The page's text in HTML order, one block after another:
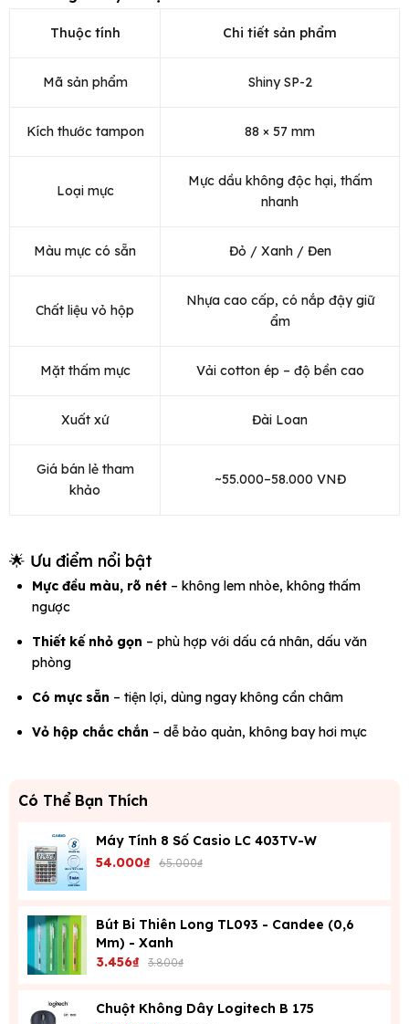
Thuộc tính Chi tiết sản phẩm
Mã sản phẩm Shiny SP-2
Kích thước tampon 88 × 57 mm
Loại mực
Mực dầu không độc hại, thấm
nhanh
Màu mực có sẵn Đỏ / Xanh / Đen
Chất liệu vỏ hộp
Nhựa cao cấp, có nắp đậy giữ
ẩm
Mặt thấm mực Vải cotton ép – độ bền cao
Xuất xứ Đài Loan
Giá bán lẻ tham
khảo
~55.000–58.000 VNĐ
🌟 Ưu điểm nổi bật
Mực đều màu, rõ nét – không lem nhòe, không thấm
ngược
Thiết kế nhỏ gọn – phù hợp với dấu cá nhân, dấu văn
phòng
Có mực sẵn – tiện lợi, dùng ngay không cần châm
Vỏ hộp chắc chắn – dễ bảo quản, không bay hơi mực
Có Thể Bạn Thích
Máy Tính 8 Số Casio LC 403TV-W
54.000₫ 65.000₫
Bút Bi Thiên Long TL093 - Candee (0,6
Mm) - Xanh
3.456₫ 3.800₫
Chuột Không Dây Logitech B 175